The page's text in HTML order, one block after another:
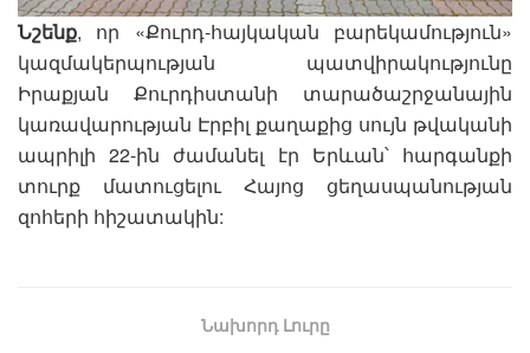
Նշենք, որ «Քուրդ-հայկական բարեկամություն»
կազմակերպության պատվիրակությունը
Իրաքյան Քուրդիստանի տարածաշրջանային
կառավարության Էրբիլ քաղաքից սույն թվականի
ապրիլի 22-ին ժամանել էր Երևան՝ հարգանքի
տուրք մատուցելու Հայոց ցեղասպանության
զոհերի հիշատակին:
Նախորդ Լուրը